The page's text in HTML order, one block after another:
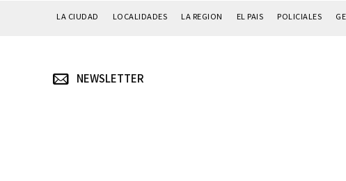
LA CIUDAD LOCALIDADES LA REGION EL PAIS POLICIALES
NEWSLETTER